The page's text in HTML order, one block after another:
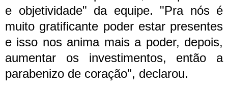
e objetividade" da equipe. "Pra nós é
muito gratificante poder estar presentes
e isso nos anima mais a poder, depois,
aumentar os investimentos, então a
parabenizo de coração", declarou.